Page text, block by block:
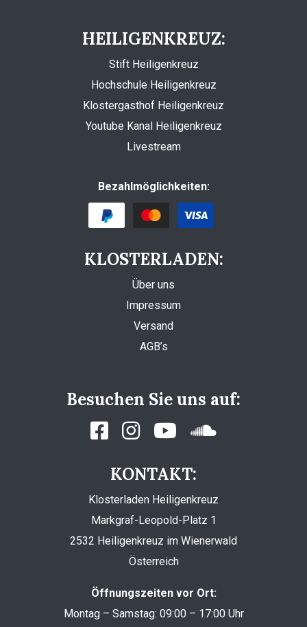
HEILIGENKREUZ:
Stift Heiligenkreuz
Hochschule Heiligenkreuz
Klostergasthof Heiligenkreuz
Youtube Kanal Heiligenkreuz
Livestream
Bezahlmöglichkeiten:
KLOSTERLADEN:
Über uns
Impressum
Versand
AGB’s
Besuchen Sie uns auf:
KONTAKT:
Klosterladen Heiligenkreuz
Markgraf-Leopold-Platz 1
2532 Heiligenkreuz im Wienerwald
Österreich
Öffnungszeiten vor Ort:
Montag – Samstag: 09:00 – 17:00 Uhr